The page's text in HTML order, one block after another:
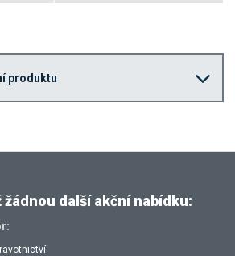
produktu
žádnou další akční nabídku: